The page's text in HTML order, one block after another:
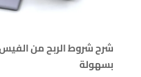
شرح شروط الربح من
بسهولة